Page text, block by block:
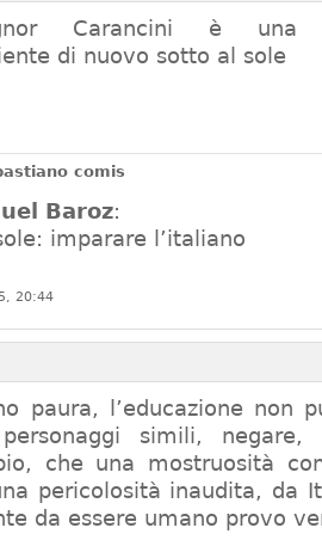
Carancini è una
di nuovo sotto al sole
comis
Baroz:
imparare l’italiano
20:44
paura, l’educazione non
simili, negare,
che una mostruosità
pericolosità inaudita, da
da essere umano provo